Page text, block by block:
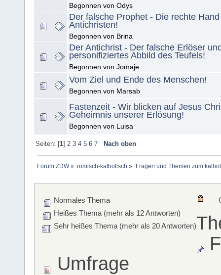
Begonnen von Odys
Der falsche Prophet - Die rechte
Antichristen!
Begonnen von Brina
Der Antichrist - Der falsche Erlöser
personifiziertes Abbild des Teufels!
Begonnen von Jomaje
Vom Ziel und Ende des Menschen!
Begonnen von Marsab
Fastenzeit - Wir blicken auf Jesus
Geheimnis unserer Erlösung!
Begonnen von Luisa
Seiten: [1] 2 3 4 5 6 7 Nach oben
Forum ZDW» römisch-katholisch » Fragen und Themen zum
Normales Thema
Heißes Thema (mehr als 12 Antworten)
Sehr heißes Thema (mehr als 20 Antworten)
Umfrage